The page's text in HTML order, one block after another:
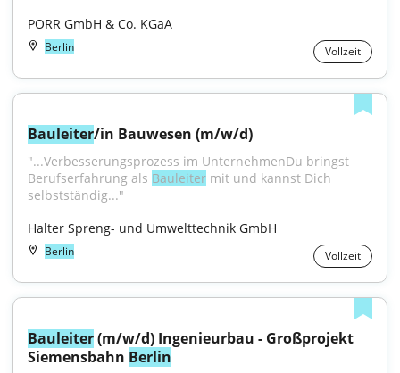
PORR GmbH & Co. KGaA
Berlin Vollzeit
Bauleiter/in Bauwesen (m/w/d)
"...Verbesserungsprozess im UnternehmenDu bringst
Berufserfahrung als Bauleiter mit und kannst Dich
selbstständig..."
Halter Spreng- und Umwelttechnik GmbH
Berlin Vollzeit
Bauleiter (m/w/d) Ingenieurbau - Großprojekt
Siemensbahn Berlin